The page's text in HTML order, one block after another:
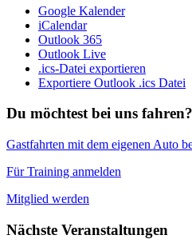
Google Kalender
iCalendar
Outlook 365
Outlook Live
.ics-Datei exportieren
Exportiere Outlook .ics Datei
Du möchtest bei uns fahren?
Gastfahrten mit dem eigenen Auto
Für Training anmelden
Mitglied werden
Nächste Veranstaltungen